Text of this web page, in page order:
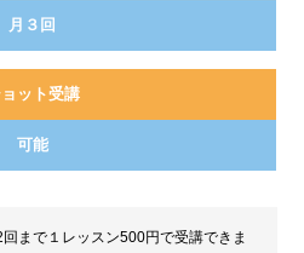
月３回
ット受講
可能
まで１レッスン500円で受講できま